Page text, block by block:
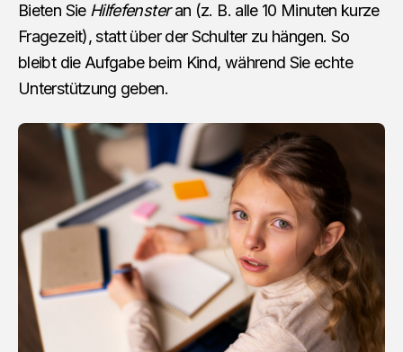
Bieten Sie Hilfefensteran (z. B. alle 10 Minuten kurze
Fragezeit), statt über der Schulter zu hängen. So
bleibt die Aufgabe beim Kind, während Sie echte
Unterstützung geben.